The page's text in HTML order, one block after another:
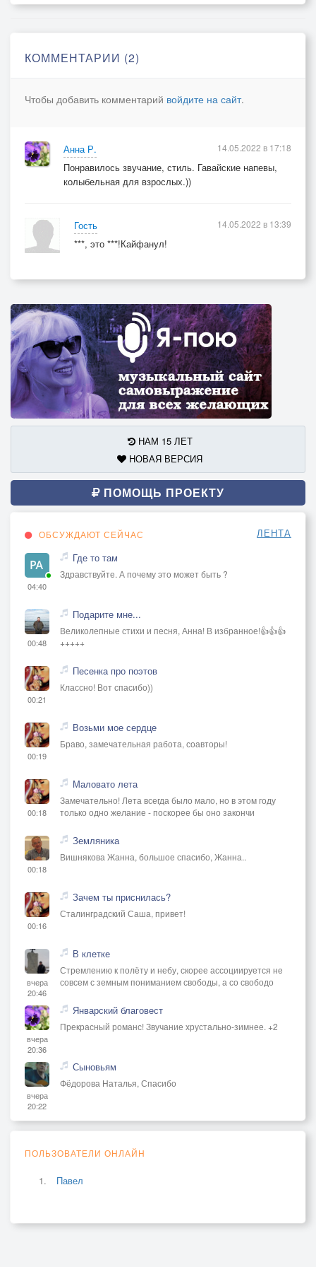
КОММЕНТАРИИ (2)
Чтобы добавить комментарий войдите на сайт.
Анна Р.
Понравилось звучание, стиль. Гавайские напевы,
колыбельная для взрослых.))
14.05.2022 в 17:18
Гость
***, это ***!Кайфанул!
14.05.2022 в 13:39
НАМ 15 ЛЕТ
НОВАЯ ВЕРСИЯ
ПОМОЩЬ ПРОЕКТУ
ОБСУЖДАЮТ СЕЙЧАС ЛЕНТА
04:40
Где то там
Здравствуйте. А почему это может быть ?
00:48
Подарите мне...
Великолепные стихи и песня, Анна! В избранное!👍👍👍
+++++
00:21
Песенка про поэтов
Классно! Вот спасибо))
00:19
Возьми мое сердце
Браво, замечательная работа, соавторы!
00:18
Маловато лета
Замечательно! Лета всегда было мало, но в этом году
только одно желание - поскорее бы оно закончи
00:18
Земляника
Вишнякова Жанна, большое спасибо, Жанна..
00:16
Зачем ты приснилась?
Сталинградский Саша, привет!
вчера
20:46
В клетке
Стремлению к полёту и небу, скорее ассоциируется не
совсем с земным пониманием свободы, а со свободо
вчера
20:36
Январский благовест
Прекрасный романс! Звучание хрустально-зимнее. +2
вчера
20:22
Сыновьям
Фёдорова Наталья, Спасибо
ПОЛЬЗОВАТЕЛИ ОНЛАЙН
Павел